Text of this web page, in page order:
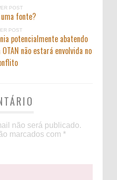
POST
fonte?
POST
potencialmente abatendo
não estará envolvida no
não será publicado.
marcados com *